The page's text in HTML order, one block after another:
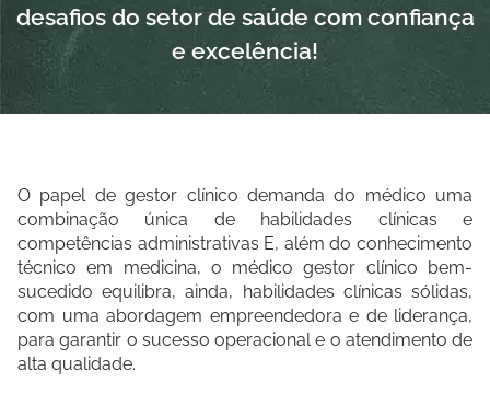
desafios do setor de saúde com confiança
e excelência!
O papel de gestor clínico demanda do médico uma
combinação única de habilidades clínicas e
competências administrativas E, além do conhecimento
técnico em medicina, o médico gestor clínico bem-
sucedido equilibra, ainda, habilidades clínicas sólidas,
com uma abordagem empreendedora e de liderança,
para garantir o sucesso operacional e o atendimento de
alta qualidade.